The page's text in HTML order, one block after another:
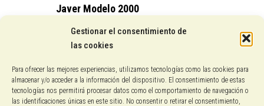
Gestionar el consentimiento de
las cookies
Para ofrecer las mejores experiencias, utilizamos tecnologías como las cookies para
almacenar y/o acceder a la información del dispositivo. El consentimiento de estas
tecnologías nos permitirá procesar datos como el comportamiento de navegación o
las identificaciones únicas en este sitio. No consentir o retirar el consentimiento,
Javer Modelo 2000
15,25€
Conocenos
Pagos con PayPal